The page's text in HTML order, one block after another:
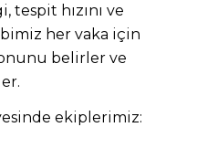
tespit hızını ve
her vaka için
belirler ve
ekiplerimiz: